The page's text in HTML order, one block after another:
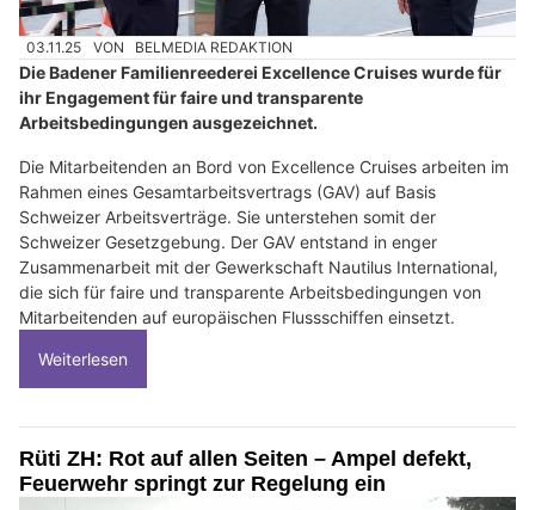
03.11.25 VON BELMEDIA REDAKTION
Die Badener Familienreederei Excellence Cruises wurde für
ihr Engagement für faire und transparente
Arbeitsbedingungen ausgezeichnet.
Die Mitarbeitenden an Bord von Excellence Cruises arbeiten im
Rahmen eines Gesamtarbeitsvertrags (GAV) auf Basis
Schweizer Arbeitsverträge. Sie unterstehen somit der
Schweizer Gesetzgebung. Der GAV entstand in enger
Zusammenarbeit mit der Gewerkschaft Nautilus International,
die sich für faire und transparente Arbeitsbedingungen von
Mitarbeitenden auf europäischen Flussschiffen einsetzt.
Weiterlesen
Rüti ZH: Rot auf allen Seiten – Ampel defekt,
Feuerwehr springt zur Regelung ein